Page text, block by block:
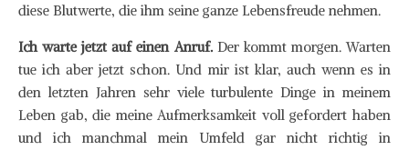
diese Blutwerte, die ihm seine ganze Lebensfreude nehmen.
Ich warte jetzt auf einen Anruf.Der kommt morgen. Warten
tue ich aber jetzt schon. Und mir ist klar, auch wenn es in
den letzten Jahren sehr viele turbulente Dinge in meinem
Leben gab, die meine Aufmerksamkeit voll gefordert haben
und ich manchmal mein Umfeld gar nicht richtig in